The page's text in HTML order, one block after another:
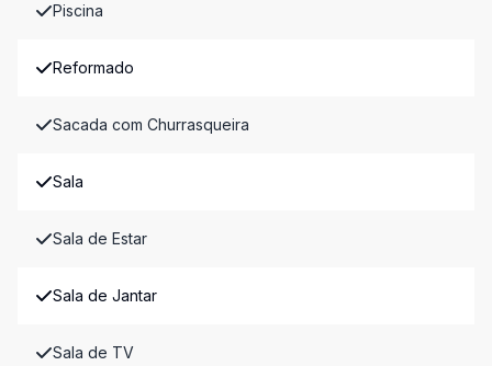
Piscina
Reformado
Sacada com Churrasqueira
Sala
Sala de Estar
Sala de Jantar
Sala de TV